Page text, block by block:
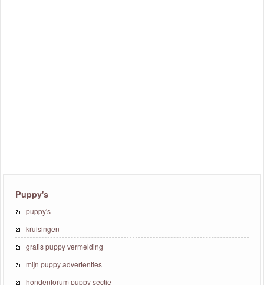
Puppy's
puppy's
kruisingen
gratis puppy vermelding
mijn puppy advertenties
hondenforum puppy sectie